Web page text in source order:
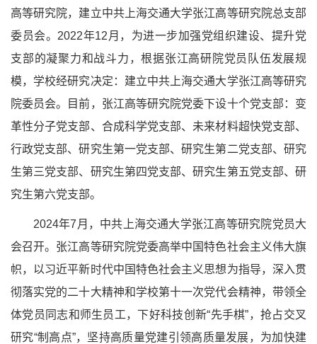
高等研究院，建立中共上海交通大学张江高等研究院总支部
委员会。2022年12月， 为进一步加强党组织建设、提升党
支部的凝聚力和战斗力，根据张江高研院党员队伍发展规
模，学校经研究决定：建立中共上海交通大学张江高等研究
院委员会。
目前，张江高等研究院党委下设十个党支部：变
革性分子党支部、合成科学党支部、未来材料超快党支部、
行政党支部、研究生第一党支部、研究生第二党支部、研究
生第三党支部、研究生第四党支部、研究生第五党支部、研
究生第六党支部。
2024年7月，中共上海交通大学张江高等研究院党员大
会召开。张江高等研究院党委高举中国特色社会主义伟大旗
帜，以习近平新时代中国特色社会主义思想为指导，深入贯
彻落实党的二十大精神和学校第十一次党代会精神，带领全
体党员同志和师生员工，下好科技创新“先手棋”，抢占交叉
研究“制高点”，坚持高质量党建引领高质量发展，为加快建